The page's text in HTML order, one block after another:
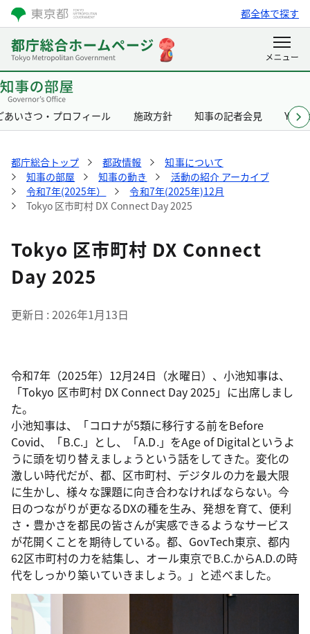
都全体で探す
あいさつ・プロフィール 施政方針 知事の記者会見
都庁総合トップ 都政情報
知事について
知事の部屋
知事の動き
活動の紹介 アーカイブ
令和7年(2025年）
令和7年(2025年)12月
Tokyo 区市町村 DX Connect Day 2025
Tokyo 区市町村 DX Connect
Day 2025
更新日 2026年1月13日
令和7年（2025年）12月24日（水曜日）、小池知事は、
「Tokyo 区市町村 DX Connect Day 2025」に出席しまし
た。
小池知事は、「コロナが5類に移行する前をBefore
Covid、「B.C.」とし、「A.D.」をAge of Digitalというよ
うに頭を切り替えましょうという話をしてきた。変化の
激しい時代だが、都、区市町村、デジタルの力を最大限
に生かし、様々な課題に向き合わなければならない。今
日のつながりが更なるDXの種を生み、発想を育て、便利
さ・豊かさを都民の皆さんが実感できるようなサービス
が花開くことを期待している。都、GovTech東京、都内
62区市町村の力を結集し、オール東京でB.C.からA.D.の時
代をしっかり築いていきましょう。」と述べました。